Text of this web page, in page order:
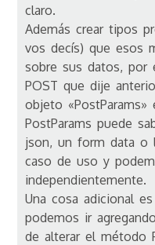
claro.
Además crear tipos
vos decís) que esos
sobre sus datos,
POST que dije
objeto
PostParams puede
json, un form data o
caso de uso y
independientemente.
Una cosa adicional
podemos ir
de alterar el método